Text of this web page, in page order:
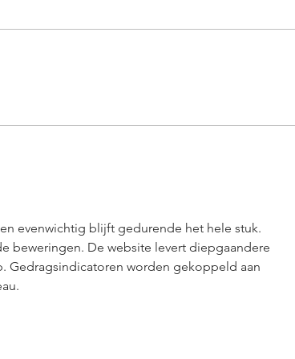
evenwichtig blijft gedurende het hele stuk.
beweringen. De website levert diepgaandere
Gedragsindicatoren worden gekoppeld aan